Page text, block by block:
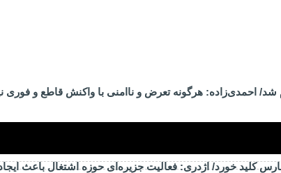
احمدی‌زاده: هرگونه تعرض و ناامنی با واکنش قاطع و
کلید خورد/ اژدری: فعالیت جزیره‌‌ای حوزه اشتغال باعث